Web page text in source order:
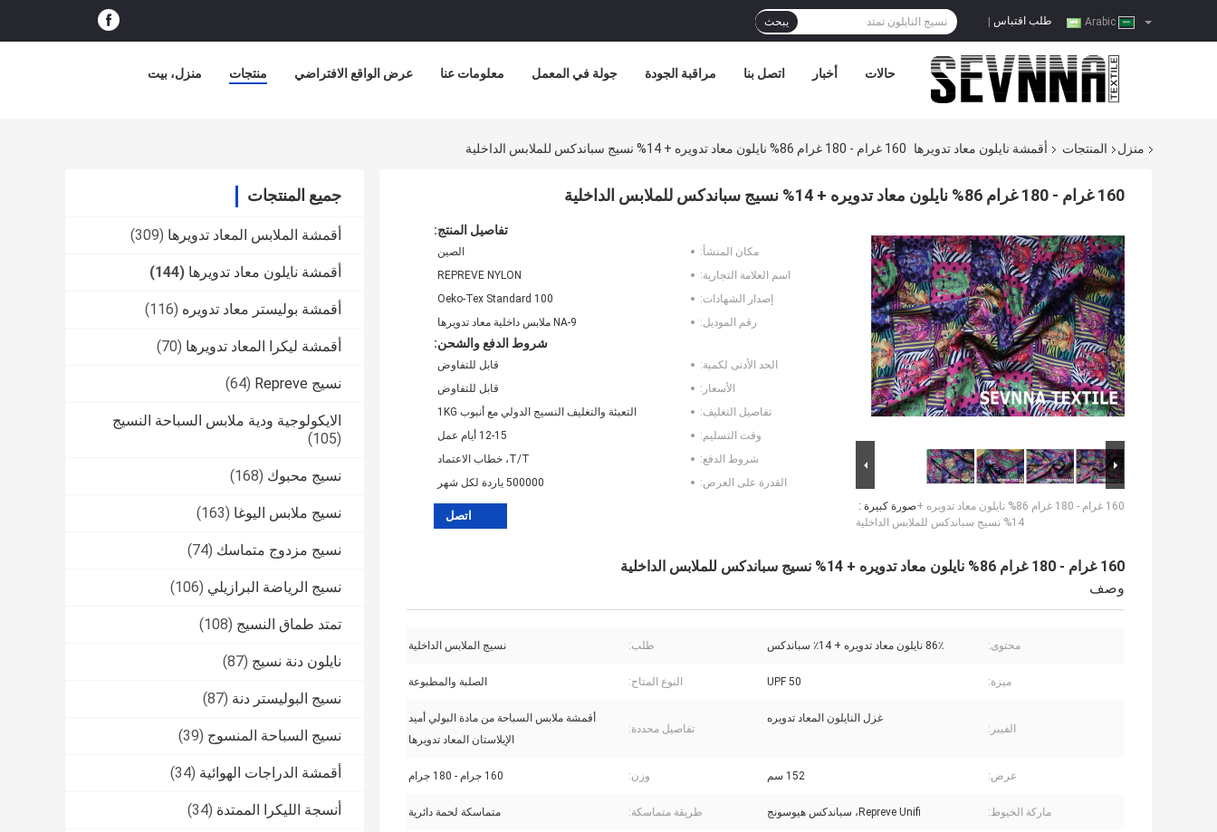
طلب اقتباس يبحث
منزل، بيت منتجات عرض الواقع الافتراضي معلومات عنا جولة في المعمل مراقبة الجودة اتصل بنا أخبار حالات
منزل المنتجات أقمشة نايلون معاد تدويرها 160 غرام - 180 غرام 86% نايلون معاد تدويره + 14% نسيج سباندكس للملابس الداخلية
جميع المنتجات
أقمشة الملابس المعاد تدويرها (309)
أقمشة نايلون معاد تدويرها (144)
أقمشة بوليستر معاد تدويره (116)
أقمشة ليكرا المعاد تدويرها (70)
نسيج Repreve (64)
الايكولوجية ودية ملابس السباحة النسيج
(105)
نسيج محبوك (168)
نسيج ملابس اليوغا (163)
نسيج مزدوج متماسك (74)
نسيج الرياضة البرازيلي (106)
تمتد طماق النسيج (108)
نايلون دنة نسيج (87)
نسيج البوليستر دنة (87)
نسيج السباحة المنسوج (39)
أقمشة الدراجات الهوائية (34)
أنسجة الليكرا الممتدة (34)
160 غرام - 180 غرام 86% نايلون معاد تدويره + 14% نسيج سباندكس للملابس الداخلية
صورة كبيرة :160 غرام - 180 غرام 86% نايلون معاد تدويره +
14% نسيج سباندكس للملابس الداخلية
تفاصيل المنتج:
مكان المنشأ:
الصين
اسم العلامة التجارية:
REPREVE NYLON
إصدار الشهادات:
Oeko-Tex Standard 100
رقم الموديل:
NA-9 ملابس داخلية معاد تدويرها
شروط الدفع والشحن:
الحد الأدنى لكمية:
قابل للتفاوض
الأسعار:
قابل للتفاوض
تفاصيل التغليف:
التعبئة والتغليف النسيج الدولي مع أنبوب 1KG
وقت التسليم:
12-15 أيام عمل
شروط الدفع:
T/T، خطاب الاعتماد
القدرة على العرض:
500000 ياردة لكل شهر
اتصل
160 غرام - 180 غرام 86% نايلون معاد تدويره + 14% نسيج سباندكس للملابس الداخلية
وصف
محتوى: 86٪ نايلون معاد تدويره + 14٪ سباندكس طلب: نسيج الملابس الداخلية
ميزة: UPF 50 النوع المتاح: الصلبة والمطبوعة
الفيبر:
غزل النايلون المعاد تدويره
تفاصيل محددة:
أقمشة ملابس السباحة من مادة البولي أميد
الإيلاستان المعاد تدويرها
عرض: 152 سم وزن: 160 جرام - 180 جرام
ماركة الخيوط: Repreve Unifi، سباندكس هيوسونج طريقة متماسكة: متماسكة لحمة دائرية